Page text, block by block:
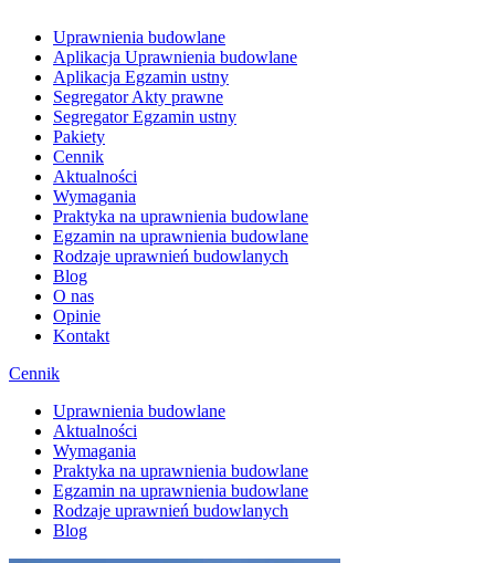
Uprawnienia budowlane
Aplikacja Uprawnienia budowlane
Aplikacja Egzamin ustny
Segregator Akty prawne
Segregator Egzamin ustny
Pakiety
Cennik
Aktualności
Wymagania
Praktyka na uprawnienia budowlane
Egzamin na uprawnienia budowlane
Rodzaje uprawnień budowlanych
Blog
O nas
Opinie
Kontakt
Cennik
Uprawnienia budowlane
Aktualności
Wymagania
Praktyka na uprawnienia budowlane
Egzamin na uprawnienia budowlane
Rodzaje uprawnień budowlanych
Blog